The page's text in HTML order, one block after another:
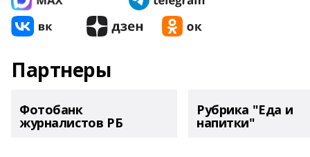
Партнеры
Фотобанк
журналистов РБ
Рубрика "Еда и
напитки"